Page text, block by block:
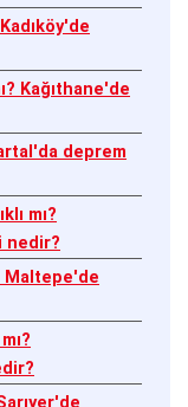
Kağıthane'de
deprem
mı?
nedir?
Maltepe'de